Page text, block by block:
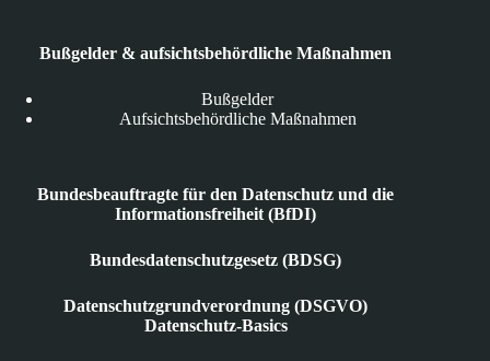
Bußgelder & aufsichtsbehördliche Maßnahmen
Bußgelder
Aufsichtsbehördliche Maßnahmen
Bundesbeauftragte für den Datenschutz und die
Informationsfreiheit (BfDI)
Bundesdatenschutzgesetz (BDSG)
Datenschutzgrundverordnung (DSGVO)
Datenschutz-Basics